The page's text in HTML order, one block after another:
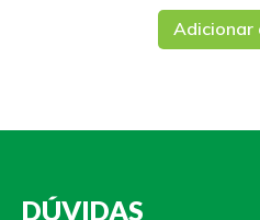
Adicionar
DÚVIDAS